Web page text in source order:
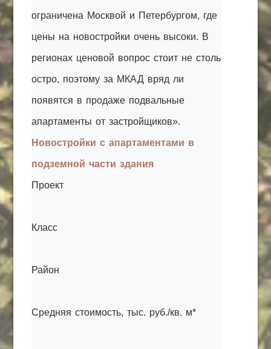
ограничена Москвой и Петербургом, где
цены на новостройки очень высоки. В
регионах ценовой вопрос стоит не столь
остро, поэтому за МКАД вряд ли
появятся в продаже подвальные
апартаменты от застройщиков».
Новостройки с апартаментами в
подземной части здания
Проект
Класс
Район
Средняя стоимость, тыс. руб./кв. м*